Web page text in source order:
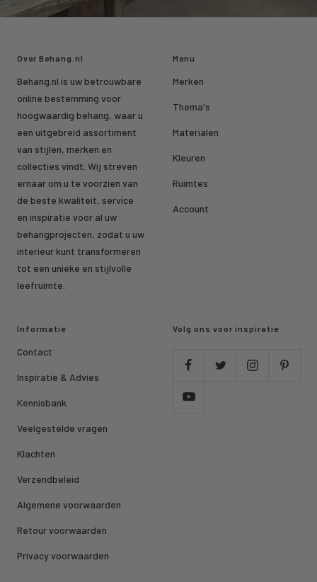
Over Behang.nl
Behang.nl is uw betrouwbare
online bestemming voor
hoogwaardig behang, waar u
een uitgebreid assortiment
van stijlen, merken en
collecties vindt. Wij streven
ernaar om u te voorzien van
de beste kwaliteit, service
en inspiratie voor al uw
behangprojecten, zodat u uw
interieur kunt transformeren
tot een unieke en stijlvolle
leefruimte.
Menu
Merken
Thema's
Materialen
Kleuren
Ruimtes
Account
Informatie
Contact
Inspiratie & Advies
Kennisbank
Veelgestelde vragen
Klachten
Verzendbeleid
Algemene voorwaarden
Retour voorwaarden
Privacy voorwaarden
Volg ons voor inspiratie